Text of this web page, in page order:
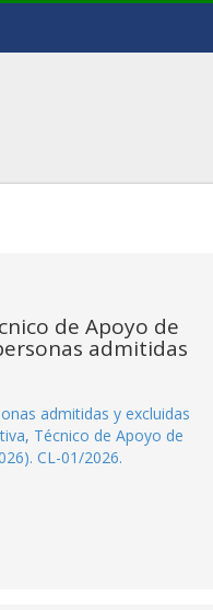
de Apoyo de
admitidas
admitidas y excluidas
Técnico de Apoyo de
CL-01/2026.